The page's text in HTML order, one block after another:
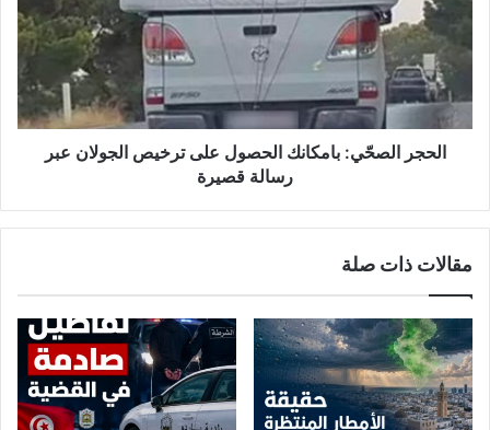
الحصول
ترخيص
الجولان
عبر
رسالة
قصيرةالحجر الصحّي: بامكانك الحصول على ترخيص الجولان عبر
رسالة قصيرة
مقالات ذات صلة